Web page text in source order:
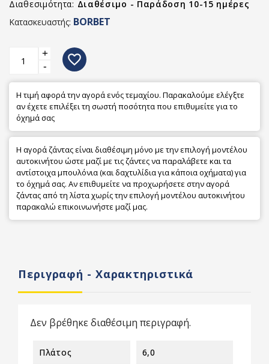
Διαθεσιμότητα: Διαθέσιμο - Παράδοση 10-15 ημέρες
Κατασκευαστής: BORBET
+
-
favorite_border
Η τιμή αφορά την αγορά ενός τεμαχίου. Παρακαλούμε ελέγξτε
αν έχετε επιλέξει τη σωστή ποσότητα που επιθυμείτε για το
όχημά σας
Η αγορά ζάντας είναι διαθέσιμη μόνο με την επιλογή μοντέλου
αυτοκινήτου ώστε μαζί με τις ζάντες να παραλάβετε και τα
αντίστοιχα μπουλόνια (και δαχτυλίδια για κάποια οχήματα) για
το όχημά σας. Αν επιθυμείτε να προχωρήσετε στην αγορά
ζάντας από τη λίστα χωρίς την επιλογή μοντέλου αυτοκινήτου
παρακαλώ επικοινωνήστε μαζί μας.
Περιγραφή - Χαρακτηριστικά
Δεν βρέθηκε διαθέσιμη περιγραφή.
Πλάτος 6,0